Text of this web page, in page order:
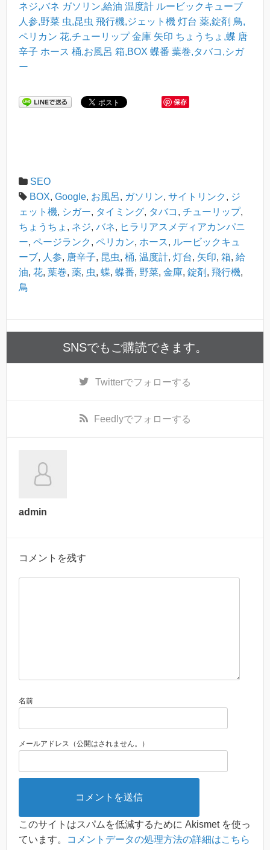
ネジ,バネ ガソリン,給油 温度計 ルービックキューブ
人参,野菜 虫,昆虫 飛行機,ジェット機 灯台 薬,錠剤 鳥,
ペリカン 花,チューリップ 金庫 矢印 ちょうちょ,蝶 唐
辛子 ホース 桶,お風呂 箱,BOX 蝶番 葉巻,タバコ,シガ
ー
保存
SEO
BOX, Google, お風呂, ガソリン, サイトリンク , ジ
ェット機, シガー, タイミング, タバコ , チューリップ,
ちょうちょ , ネジ, バネ, ヒラリアスメディアカンパニ
ー, ページランク , ペリカン, ホース, ルービックキュ
ーブ, 人参, 唐辛子, 昆虫, 桶, 温度計, 灯台, 矢印, 箱, 給
油, 花, 葉巻, 薬, 虫, 蝶, 蝶番, 野菜, 金庫, 錠剤 , 飛行機,
鳥
SNSでもご購読できます。
Twitterでフォローする
Feedlyでフォローする
admin
コメントを残す
名前
メールアドレス（公開はされません。）
このサイトはスパムを低減するために Akismet を使っ
ています。
コメントデータの処理方法の詳細はこちら